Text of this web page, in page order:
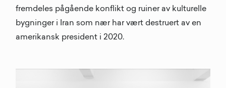
fremdeles pågående konflikt og ruiner av kulturelle
bygninger i Iran som nær har vært destruert av en
amerikansk president i 2020.